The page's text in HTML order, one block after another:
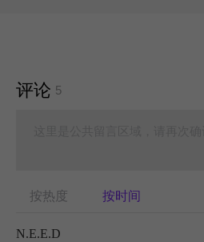
评论 5
按热度 按时间
N.E.E.D